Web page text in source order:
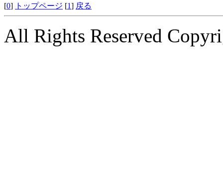
[0] トップページ [1] 戻る
All Rights Reserved